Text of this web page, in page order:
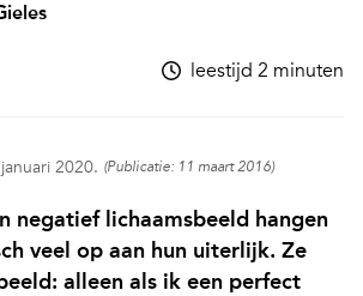
leestijd 2 minuten
2020. (Publicatie: 11 maart 2016)
negatief lichaamsbeeld hangen
veel op aan hun uiterlijk. Ze
alleen als ik een perfect